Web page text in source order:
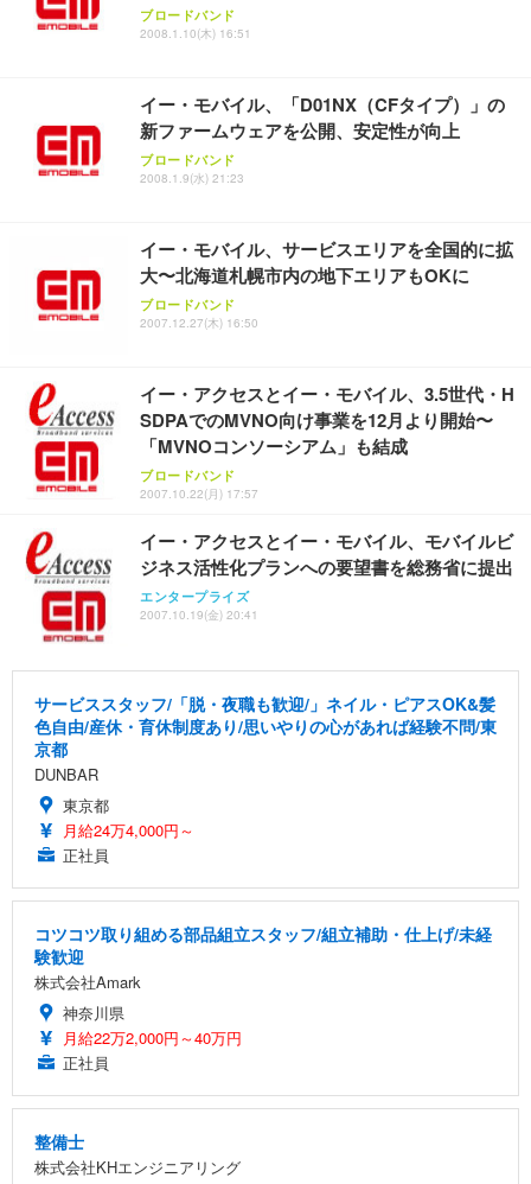
ブロードバンド
2008.1.10(木) 16:51
イー・モバイル、「D01NX（CFタイプ）」の
新ファームウェアを公開、安定性が向上
ブロードバンド
2008.1.9(水) 21:23
イー・モバイル、サービスエリアを全国的に拡
大〜北海道札幌市内の地下エリアもOKに
ブロードバンド
2007.12.27(木) 16:50
イー・アクセスとイー・モバイル、3.5世代・H
SDPAでのMVNO向け事業を12月より開始〜
「MVNOコンソーシアム」も結成
ブロードバンド
2007.10.22(月) 17:57
イー・アクセスとイー・モバイル、モバイルビ
ジネス活性化プランへの要望書を総務省に提出
エンタープライズ
2007.10.19(金) 20:41
サービススタッフ/「脱・夜職も歓迎/」ネイル・ピアスOK&髪
色自由/産休・育休制度あり/思いやりの心があれば経験不問/東
京都
DUNBAR
東京都
月給24万4,000円～
正社員
コツコツ取り組める部品組立スタッフ/組立補助・仕上げ/未経
験歓迎
株式会社Amark
神奈川県
月給22万2,000円～40万円
正社員
整備士
株式会社KHエンジニアリング